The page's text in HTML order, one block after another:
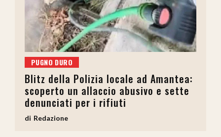
PUGNO DURO
Blitz della Polizia locale ad Amantea:
scoperto un allaccio abusivo e sette
denunciati per i rifiuti
Redazione